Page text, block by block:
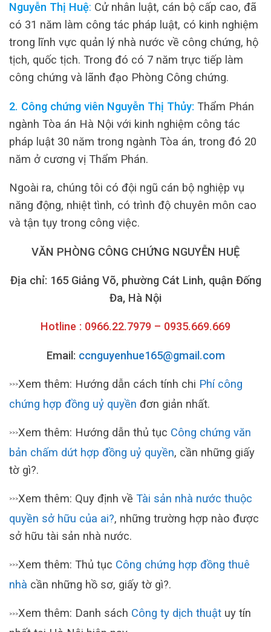
Nguyễn Thị Huệ: Cử nhân luật, cán bộ cấp cao, đã
có 31 năm làm công tác pháp luật, có kinh nghiệm
trong lĩnh vực quản lý nhà nước về công chứng, hộ
tịch, quốc tịch. Trong đó có 7 năm trực tiếp làm
công chứng và lãnh đạo Phòng Công chứng.
2. Công chứng viên Nguyễn Thị Thủy: Thẩm Phán
ngành Tòa án Hà Nội với kinh nghiệm công tác
pháp luật 30 năm trong ngành Tòa án, trong đó 20
năm ở cương vị Thẩm Phán.
Ngoài ra, chúng tôi có đội ngũ cán bộ nghiệp vụ
năng động, nhiệt tình, có trình độ chuyên môn cao
và tận tụy trong công việc.
VĂN PHÒNG CÔNG CHỨNG NGUYỄN HUỆ
Địa chỉ: 165 Giảng Võ, phường Cát Linh, quận Đống
Đa, Hà Nội
Hotline : 0966.22.7979 – 0935.669.669
Email: ccnguyenhue165@gmail.com
>>>Xem thêm: Hướng dẫn cách tính chi Phí công
chứng hợp đồng uỷ quyền đơn giản nhất.
>>>Xem thêm: Hướng dẫn thủ tục Công chứng văn
bản chấm dứt hợp đồng uỷ quyền, cần những giấy
tờ gì?.
>>>Xem thêm: Quy định về Tài sản nhà nước thuộc
quyền sở hữu của ai?, những trường hợp nào được
sở hữu tài sản nhà nước.
>>>Xem thêm: Thủ tục Công chứng hợp đồng thuê
nhà cần những hồ sơ, giấy tờ gì?.
>>>Xem thêm: Danh sách Công ty dịch thuật uy tín